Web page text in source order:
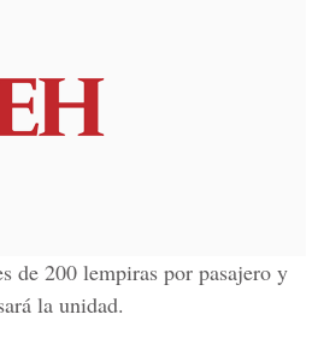
de 200 lempiras por pasajero y
la unidad.